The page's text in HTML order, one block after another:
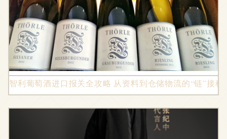
智利葡萄酒进口报关全攻略 从资料到仓储物流的“链”接